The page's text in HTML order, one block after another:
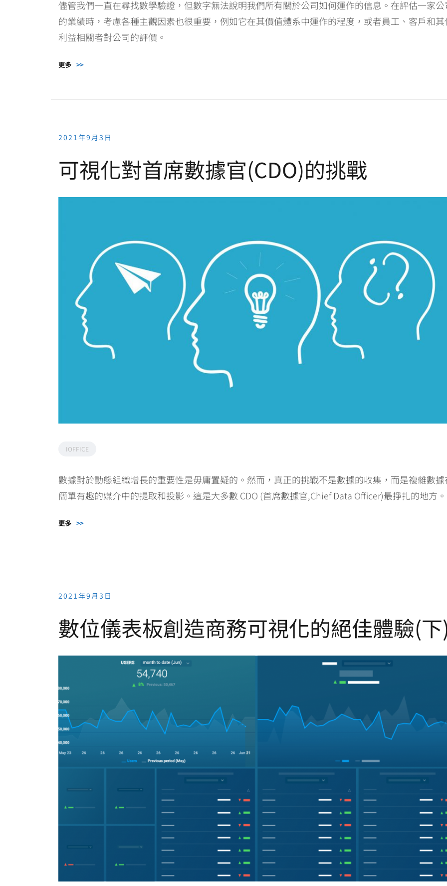
儘管我們一直在尋找數學驗證，但數字無法說明我們所有關於公司如何運作的信息。在評估一家公
的業績時，考慮各種主觀因素也很重要，例如它在其價值體系中運作的程度，或者員工、客戶和其
利益相關者對公司的評價。
更多 >>
2021年9月3日
可視化對首席數據官(CDO)的挑戰
IOFFICE
數據對於動態組織增長的重要性是毋庸置疑的。然而，真正的挑戰不是數據的收集，而是複雜數據
簡單有趣的媒介中的提取和投影。這是大多數 CDO (首席數據官,Chief Data Officer)最掙扎的地方。
更多 >>
2021年9月3日
數位儀表板創造商務可視化的絕佳體驗(